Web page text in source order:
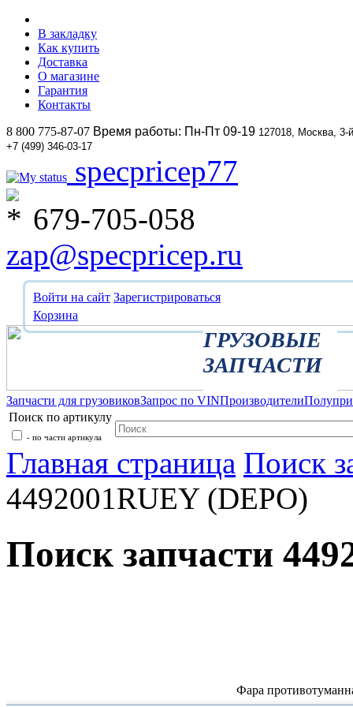
В закладку
Как купить
Доставка
О магазине
Гарантия
Контакты
8 800 775-87-07 Время работы: Пн-Пт 09-19 127018, Москва,
+7 (499) 346-03-17
specpricep77
679-705-058
zap@specpricep.ru
Войти на сайт Зарегистрироваться
Корзина
ГРУЗОВЫЕ
ЗАПЧАСТИ
Запчасти для грузовиковЗапрос по VINПроизводители
Поиск по артикулу
- по части артикула
Главная страница Поиск
4492001RUEY (DEPO)
Поиск запчасти
Фара